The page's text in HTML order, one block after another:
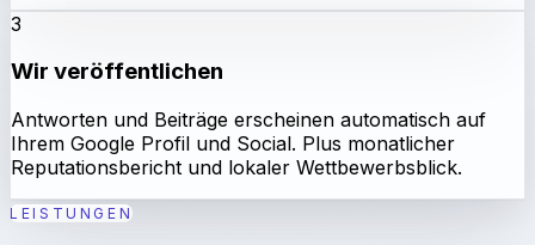
3
Wir veröffentlichen
Antworten und Beiträge erscheinen automatisch auf
Ihrem Google Profil und Social. Plus monatlicher
Reputationsbericht und lokaler Wettbewerbsblick.
LEISTUNGEN